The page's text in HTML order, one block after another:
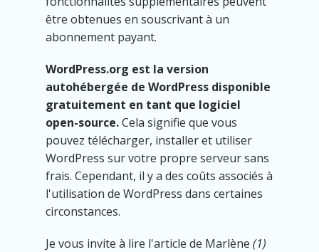
être obtenues en souscrivant à un
abonnement payant.
WordPress.org est la version
autohébergée de WordPress disponible
gratuitement en tant que logiciel
open-source.Cela signifie que vous
pouvez télécharger, installer et utiliser
WordPress sur votre propre serveur sans
frais. Cependant, il y a des coûts associés à
l'utilisation de WordPress dans certaines
circonstances.
Je vous invite à lire l'article de Marlène (1)